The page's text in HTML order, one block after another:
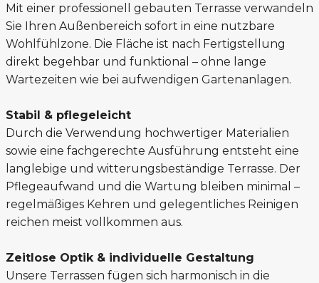
Mit einer professionell gebauten Terrasse verwandeln
Sie Ihren Außenbereich sofort in eine nutzbare
Wohlfühlzone. Die Fläche ist nach Fertigstellung
direkt begehbar und funktional – ohne lange
Wartezeiten wie bei aufwendigen Gartenanlagen.
Stabil & pflegeleicht
Durch die Verwendung hochwertiger Materialien
sowie eine fachgerechte Ausführung entsteht eine
langlebige und witterungsbeständige Terrasse. Der
Pflegeaufwand und die Wartung bleiben minimal –
regelmäßiges Kehren und gelegentliches Reinigen
reichen meist vollkommen aus.
Zeitlose Optik & individuelle Gestaltung
Unsere Terrassen fügen sich harmonisch in die